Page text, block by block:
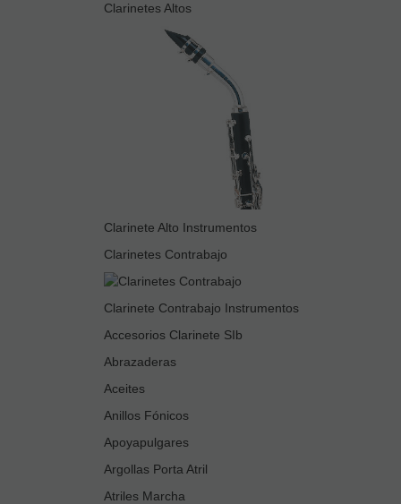
Clarinetes Altos
Clarinete Alto Instrumentos
Clarinetes Contrabajo
Clarinete Contrabajo Instrumentos
Accesorios Clarinete SIb
Abrazaderas
Aceites
Anillos Fónicos
Apoyapulgares
Argollas Porta Atril
Atriles Marcha